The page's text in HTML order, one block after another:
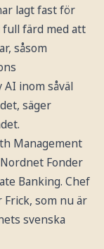
lagt fast för
färd med att
såsom
inom såväl
säger
Management
Fonder
Banking. Chef
som nu är
svenska